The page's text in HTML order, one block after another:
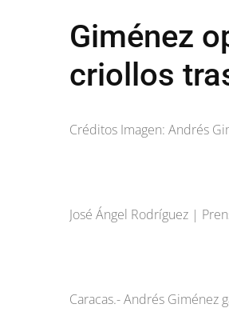
Giménez
criollos
Créditos Imagen: Andrés
José Ángel Rodríguez |
Caracas.- Andrés